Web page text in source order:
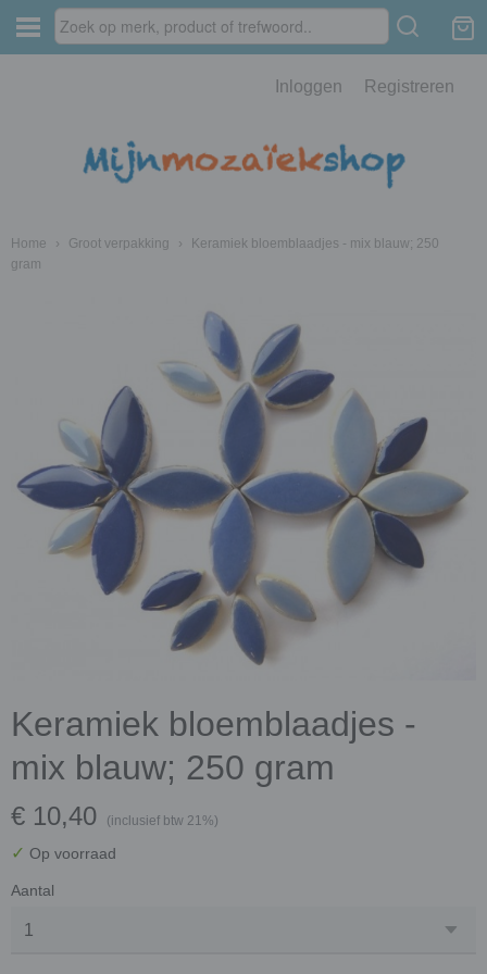
Inloggen Registreren
Home › Groot verpakking ›
Keramiek bloemblaadjes - mix blauw; 250
gram
Keramiek bloemblaadjes -
mix blauw; 250 gram
€ 10,40 (inclusief btw 21%)
✓ Op voorraad
Aantal